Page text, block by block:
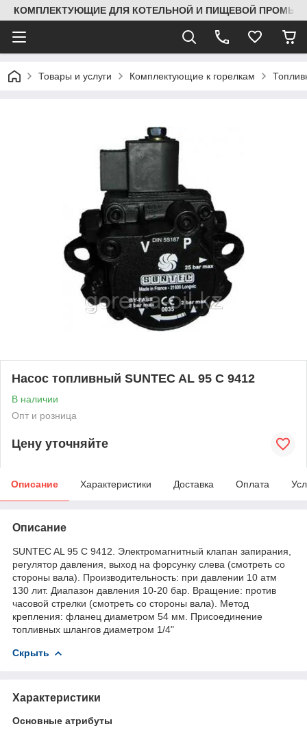
КОМПЛЕКТУЮЩИЕ ДЛЯ КОТЕЛЬНОЙ И ПИЩЕВОЙ
Товары и услуги Комплектующие к горелкам
Насос топливный SUNTEC AL 95 C 9412
В наличии
Опт и розница
Цену уточняйте
Описание Характеристики Доставка Оплата
Описание
SUNTEC AL 95 C 9412. Электромагнитный клапан запирания,
регулятор давления, выход на форсунку слева (смотреть со
стороны вала). Производительность: при давлении 10 атм
130 лит. Диапазон давления 10-20 бар. Вращение: против
часовой стрелки (смотреть со стороны вала). Метод
крепления: фланец диаметром 54 мм. Присоединение
топливных шлангов диаметром 1/4"
Скрыть
Характеристики
Основные атрибуты